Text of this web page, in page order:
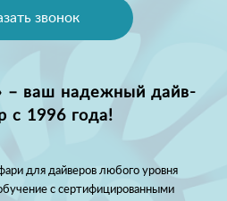
звонок
– ваш надежный дайв-
с 1996 года!
для дайверов любого уровня
с сертифицированными